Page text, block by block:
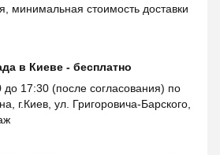
минимальная стоимость доставки
в Киеве - бесплатно
17:30 (после согласования) по
г.Киев, ул. Григоровича-Барского,